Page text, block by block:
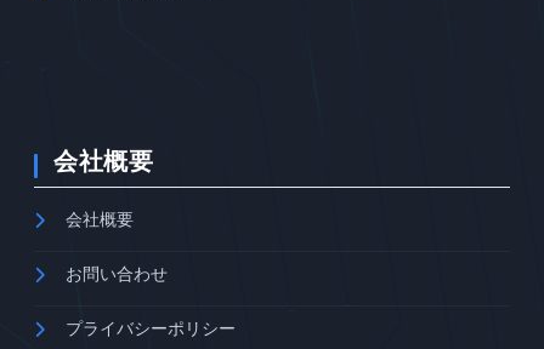
会社概要
会社概要
お問い合わせ
プライバシーポリシー